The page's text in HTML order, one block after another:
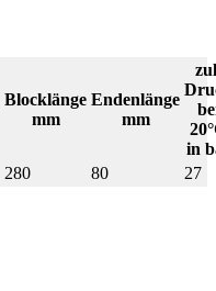
Blocklänge
mm
Endenlänge
mm
in
280 80 27